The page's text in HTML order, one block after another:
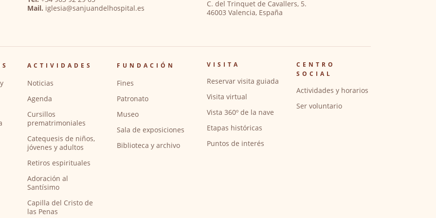
Mail. iglesia@sanjuandelhospital.es
C. del Trinquet de Cavallers, 5.
46003 Valencia, España
ACTIVIDADES
Noticias
Agenda
Cursillos
prematrimoniales
Catequesis de niños,
jóvenes y adultos
Retiros espirituales
Adoración al
Santísimo
Capilla del Cristo de
las Penas
FUNDACIÓN
Fines
Patronato
Museo
Sala de exposiciones
Biblioteca y archivo
VISITA
Reservar visita guiada
Visita virtual
Vista 360º de la nave
Etapas históricas
Puntos de interés
CENTRO
SOCIAL
Actividades y horarios
Ser voluntario